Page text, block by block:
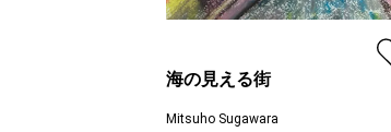
海の見える街
Mitsuho Sugawara